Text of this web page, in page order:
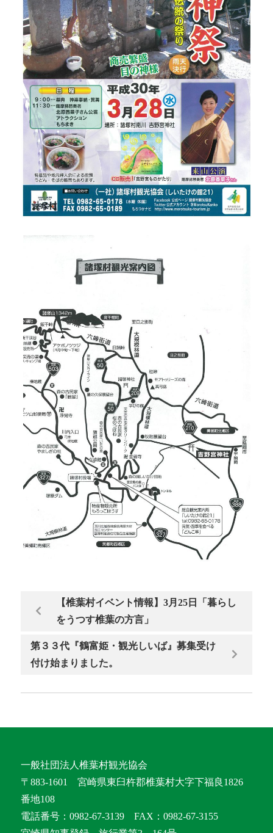
【椎葉村イベント情報】3月25日「暮らし
をうつす椎葉の方言」
第３３代『鶴富姫・観光しいば』募集受け
付け始まりました。
一般社団法人椎葉村観光協会
〒883-1601 宮崎県東臼杵郡椎葉村大字下福良1826
番地108
電話番号：0982-67-3139 FAX：0982-67-3155